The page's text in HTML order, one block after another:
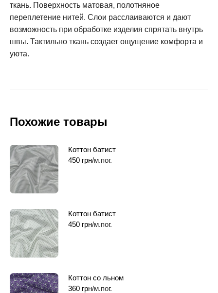
ткань. Поверхность матовая, полотняное
переплетение нитей. Слои расслаиваются и дают
возможность при обработке изделия спрятать внутрь
швы. Тактильно ткань создает ощущение комфорта и
уюта.
Похожие товары
Коттон батист
450 грн/м.пог.
Коттон батист
450 грн/м.пог.
Коттон со льном
360 грн/м.пог.